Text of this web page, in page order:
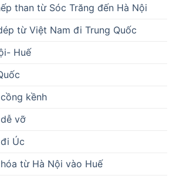
than từ Sóc Trăng đến Hà Nội
từ Việt Nam đi Trung Quốc
Huế
kềnh
vỡ
Úc
từ Hà Nội vào Huế